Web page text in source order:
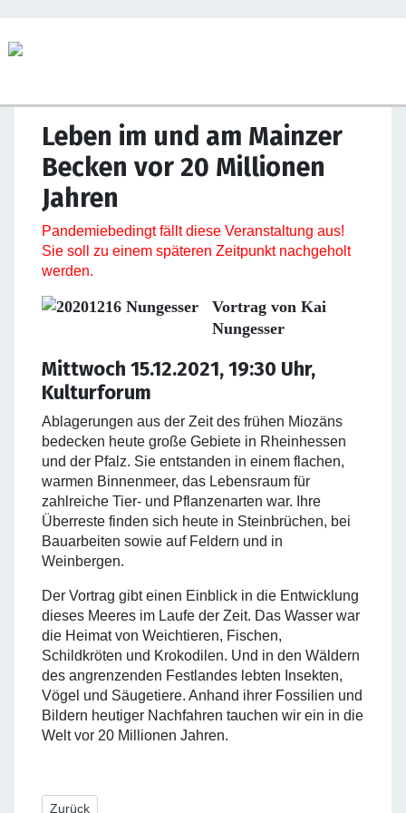
Leben im und am Mainzer
Becken vor 20 Millionen
Jahren
Pandemiebedingt fällt diese Veranstaltung aus!
Sie soll zu einem späteren Zeitpunkt nachgeholt
werden.
Vortrag von Kai
Nungesser
Mittwoch 15.12.2021, 19:30 Uhr,
Kulturforum
Ablagerungen aus der Zeit des frühen Miozäns
bedecken heute große Gebiete in Rheinhessen
und der Pfalz. Sie entstanden in einem flachen,
warmen Binnenmeer, das Lebensraum für
zahlreiche Tier- und Pflanzenarten war. Ihre
Überreste finden sich heute in Steinbrüchen, bei
Bauarbeiten sowie auf Feldern und in
Weinbergen.
Der Vortrag gibt einen Einblick in die Entwicklung
dieses Meeres im Laufe der Zeit. Das Wasser war
die Heimat von Weichtieren, Fischen,
Schildkröten und Krokodilen. Und in den Wäldern
des angrenzenden Festlandes lebten Insekten,
Vögel und Säugetiere. Anhand ihrer Fossilien und
Bildern heutiger Nachfahren tauchen wir ein in die
Welt vor 20 Millionen Jahren.
Vorheriger Beitrag: Zustand und Zukunft unseres Waldes
Zurück